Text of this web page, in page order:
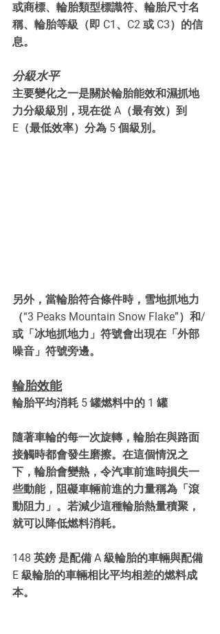
或商標、輪胎類型標識符、輪胎尺寸名
稱、輪胎等級（即 C1、C2 或 C3）的信
息。
分級水平
主要變化之一是關於輪胎能效和濕抓地
力分級級別，現在從 A（最有效）到
E（最低效率）分為 5 個級別。
另外，當輪胎符合條件時，雪地抓地力
（“3 Peaks Mountain Snow Flake”）和/
或「冰地抓地力」符號會出現在「外部
噪音」符號旁邊。
輪胎效能
輪胎平均消耗 5 罐燃料中的 1 罐
隨著車輪的每一次旋轉，輪胎在與路面
接觸時都會發生磨擦。在這個情況之
下，輪胎會變熱，令汽車前進時損失一
些動能，阻礙車輛前進的力量稱為「滾
動阻力」。若減少這種輪胎熱量積聚，
就可以降低燃料消耗。
148 英鎊 是配備 A 級輪胎的車輛與配備
E 級輪胎的車輛相比平均相差的燃料成
本。